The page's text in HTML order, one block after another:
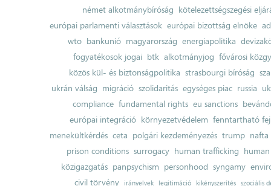
német alkotmánybíróság kötelezettségszegési
európai parlamenti választások európai bizottság elnöke
wto bankunió magyarország energiapolitika
fogyatékosok jogai btk alkotmányjog fővárosi
közös kül- és biztonságpolitika strasbourgi bíróság
ukrán válság migráció szolidaritás egységes piac russia
compliance fundamental rights eu sanctions
európai integráció környezetvédelem fenntartható
menekültkérdés ceta polgári kezdeményezés trump nafta
prison conditions surrogacy human trafficking
közigazgatás panpsychism personhood syngamy
civil törvény
irányelvek legitimáció kikényszerítés szociális